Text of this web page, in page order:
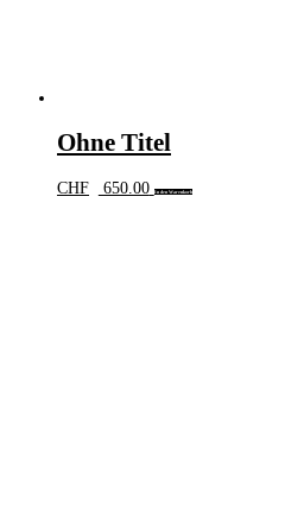
Ohne Titel
CHF 650.00 In den Warenkorb